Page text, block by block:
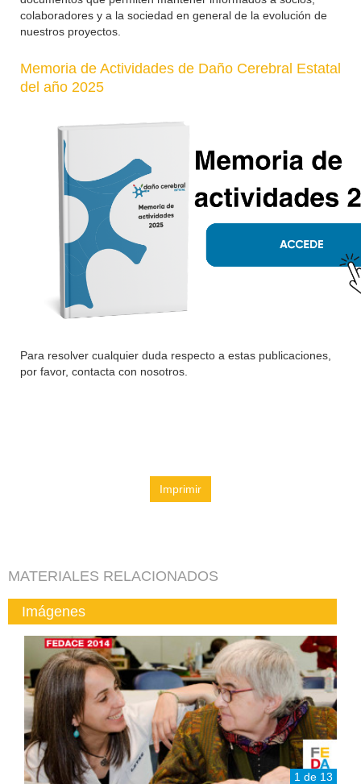
colaboradores y a la sociedad en general de la evolución de
nuestros proyectos.
Memoria de Actividades de Daño Cerebral Estatal
del año 2025
Para resolver cualquier duda respecto a estas publicaciones,
por favor, contacta con nosotros.
Imprimir
MATERIALES RELACIONADOS
Imágenes
1 de 13